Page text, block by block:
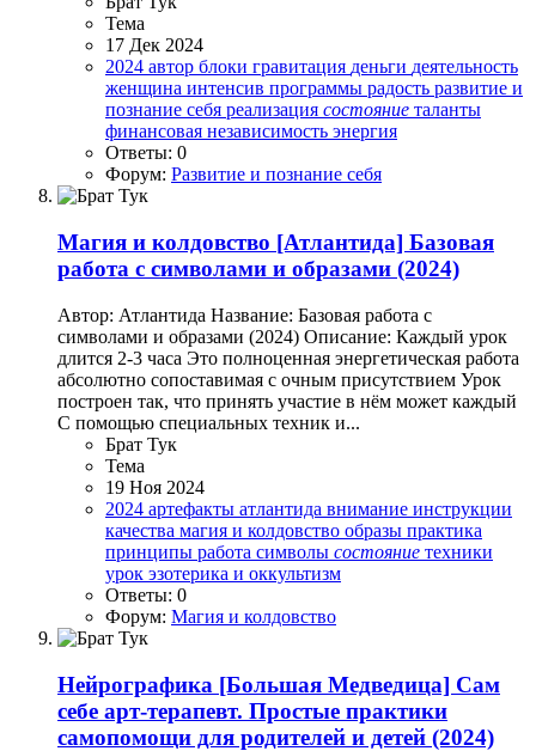
Тема
17 Дек 2024
2024 автор блоки гравитация деньги деятельность
женщина интенсив программы радость развитие и
познание себя реализация состояние таланты
финансовая независимость энергия
Ответы: 0
Форум: Развитие и познание себя
Магия и колдовство [Атлантида] Базовая
работа с символами и образами (2024)
Автор: Атлантида Название: Базовая работа с
символами и образами (2024) Описание: Каждый урок
длится 2-3 часа Это полноценная энергетическая работа
абсолютно сопоставимая с очным присутствием Урок
построен так, что принять участие в нём может каждый
С помощью специальных техник и...
Брат Тук
Тема
19 Ноя 2024
2024 артефакты атлантида внимание инструкции
качества магия и колдовство образы практика
принципы работа символы состояние техники
урок эзотерика и оккультизм
Ответы: 0
Форум: Магия и колдовство
Нейрографика [Большая Медведица] Сам
себе арт-терапевт. Простые практики
самопомощи для родителей и детей (2024)